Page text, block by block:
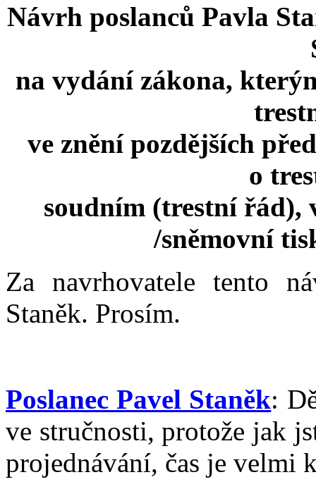
Návrh poslanců Pavla
na vydání zákona,
ve znění pozdějších
o
soudním (trestní řád),
/sněmovní
Za navrhovatele tento
Staněk. Prosím.
Poslanec Pavel Staněk:
ve stručnosti, protože jak
projednávání, čas je velmi